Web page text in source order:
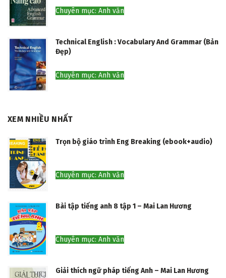
Chuyên mục: Anh văn
Technical English : Vocabulary And Grammar (Bản
Đẹp)
Chuyên mục: Anh văn
XEM NHIỀU NHẤT
Trọn bộ giáo trình Eng Breaking (ebook+audio)
Chuyên mục: Anh văn
Bài tập tiếng anh 8 tập 1 – Mai Lan Hương
Chuyên mục: Anh văn
Giải thích ngữ pháp tiếng Anh – Mai Lan Hương